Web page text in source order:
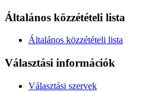
Általános közzétételi lista
Általános közzétételi lista
Választási információk
Választási szervek